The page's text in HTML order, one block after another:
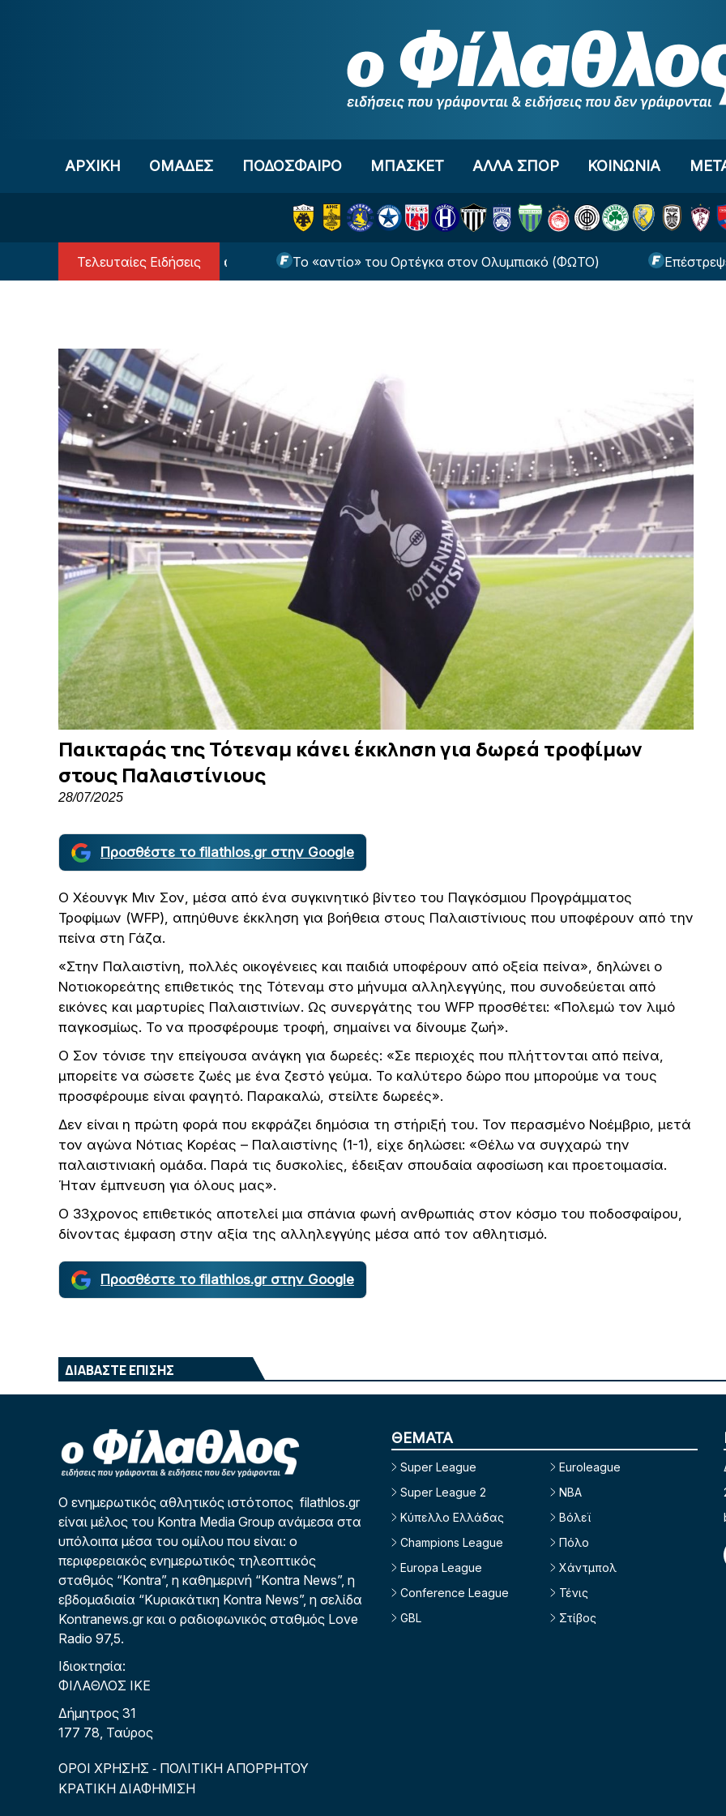
ΑΡΧΙΚΗ OΜΑΔΕΣ ΠΟΔΟΣΦΑΙΡΟ ΜΠΑΣΚΕΤ ΑΛΛΑ ΣΠΟΡ ΚΟΙΝΩΝΙΑ
Τελευταίες Ειδήσεις
Άρη και επίσημα ο Μοκόκα Το «αντίο» του Ορτέγκα στον Ολυμπιακό (ΦΩΤΟ) Επέστρεψε στην
Παικταράς της Τότεναμ κάνει έκκληση για δωρεά τροφίμων
στους Παλαιστίνιους
28/07/2025
Προσθέστε το filathlos.gr στην Google
Ο Χέουνγκ Μιν Σον, μέσα από ένα συγκινητικό βίντεο του Παγκόσμιου Προγράμματος
Τροφίμων (WFP), απηύθυνε έκκληση για βοήθεια στους Παλαιστίνιους που υποφέρουν από την
πείνα στη Γάζα.
«Στην Παλαιστίνη, πολλές οικογένειες και παιδιά υποφέρουν από οξεία πείνα», δηλώνει ο
Νοτιοκορεάτης επιθετικός της Τότεναμ στο μήνυμα αλληλεγγύης, που συνοδεύεται από
εικόνες και μαρτυρίες Παλαιστινίων. Ως συνεργάτης του WFP προσθέτει: «Πολεμώ τον λιμό
παγκοσμίως. Το να προσφέρουμε τροφή, σημαίνει να δίνουμε ζωή».
Ο Σον τόνισε την επείγουσα ανάγκη για δωρεές: «Σε περιοχές που πλήττονται από πείνα,
μπορείτε να σώσετε ζωές με ένα ζεστό γεύμα. Το καλύτερο δώρο που μπορούμε να τους
προσφέρουμε είναι φαγητό. Παρακαλώ, στείλτε δωρεές».
Δεν είναι η πρώτη φορά που εκφράζει δημόσια τη στήριξή του. Τον περασμένο Νοέμβριο, μετά
τον αγώνα Νότιας Κορέας – Παλαιστίνης (1-1), είχε δηλώσει: «Θέλω να συγχαρώ την
παλαιστινιακή ομάδα. Παρά τις δυσκολίες, έδειξαν σπουδαία αφοσίωση και προετοιμασία.
Ήταν έμπνευση για όλους μας».
Ο 33χρονος επιθετικός αποτελεί μια σπάνια φωνή ανθρωπιάς στον κόσμο του ποδοσφαίρου,
δίνοντας έμφαση στην αξία της αλληλεγγύης μέσα από τον αθλητισμό.
Προσθέστε το filathlos.gr στην Google
ΔΙΑΒΑΣΤΕ ΕΠΙΣΗΣ
Ο ενημερωτικός αθλητικός ιστότοπος filathlos.gr
είναι μέλος του Kontra Media Group ανάμεσα στα
υπόλοιπα μέσα του ομίλου που είναι: ο
περιφερειακός ενημερωτικός τηλεοπτικός
σταθμός “Kontra”, η καθημερινή “Kontra News”, η
εβδομαδιαία “Κυριακάτικη Kontra News”, η σελίδα
Kontranews.gr και ο ραδιοφωνικός σταθμός Love
Radio 97,5.
Ιδιοκτησία:
ΦΙΛΑΘΛΟΣ ΙΚΕ
Δήμητρος 31
177 78, Ταύρος
ΟΡΟΙ ΧΡΗΣΗΣ - ΠΟΛΙΤΙΚΗ ΑΠΟΡΡΗΤΟΥ
ΚΡΑΤΙΚΗ ΔΙΑΦΗΜΙΣΗ
ΘΕΜΑΤΑ
Super League
Super League 2
Κύπελλο Ελλάδας
Champions League
Europa League
Conference League
GBL
Euroleague
NBA
Βόλεϊ
Πόλο
Χάντμπολ
Τένις
Στίβος